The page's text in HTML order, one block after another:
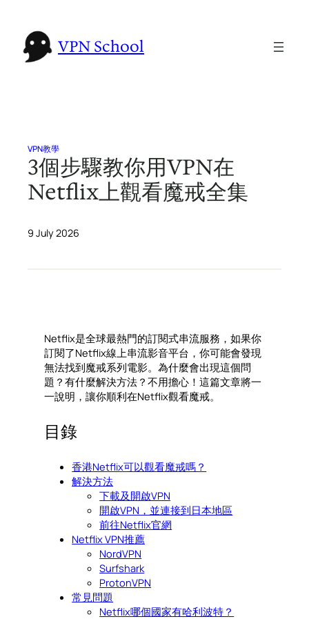
content
VPN School
VPN教學
3個步驟教你用VPN在
Netflix上觀看魔戒全集
9 July 2026
Netflix是全球最熱門的訂閱式串流服務，如果你
訂閱了Netflix線上串流影音平台，你可能會發現
無法找到魔戒系列電影。為什麼會出現這個問
題？有什麼解決方法？不用擔心！這篇文章將一
一說明，讓你順利在Netflix觀看魔戒。
目錄
香港Netflix可以觀看魔戒嗎？
解決方法
下載及開啟VPN
開啟VPN，並連接到日本地區
前往Netflix官網
Netflix VPN推薦
NordVPN
Surfshark
ProtonVPN
常見問題
Netflix哪個國家有哈利波特？